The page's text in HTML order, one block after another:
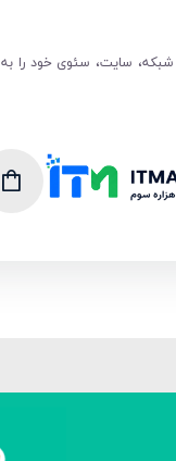
شبکه، سایت، سئوی خود را به